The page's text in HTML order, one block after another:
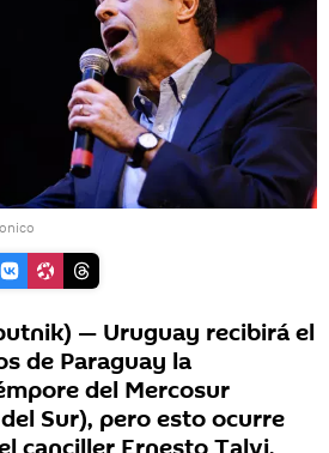
— Uruguay recibirá el
de Paraguay la
del Mercosur
Sur), pero esto ocurre